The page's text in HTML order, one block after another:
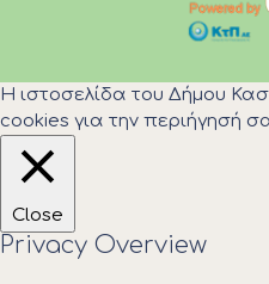
Η ιστοσελίδα του Δήμου
cookies για την περιήγησή
Close
Privacy Overview